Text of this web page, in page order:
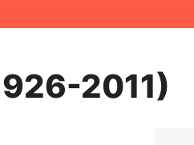
2011)